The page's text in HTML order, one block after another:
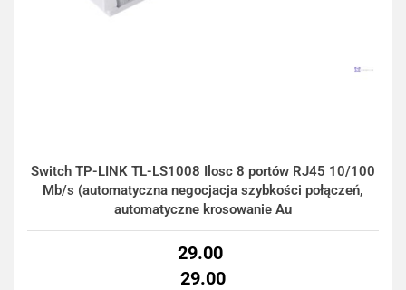
Switch TP-LINK TL-LS1008 Ilosc 8 portów RJ45 10/100
Mb/s (automatyczna negocjacja szybkości połączeń,
automatyczne krosowanie Au
29.00
29.00